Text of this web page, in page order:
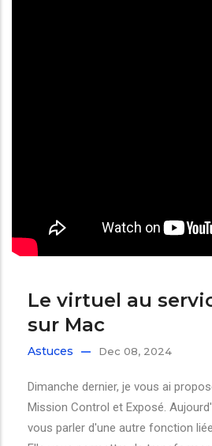
Le virtuel au
sur Mac
Astuces Dec 08, 2024
Dimanche dernier, je vous ai
Mission Control et Exposé.
vous parler d'une autre fonction